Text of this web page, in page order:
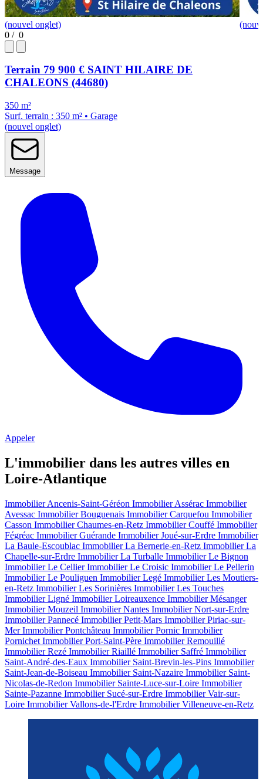
(nouvel onglet)
0 / 0
Terrain 79 900 € SAINT HILAIRE DE
CHALEONS (44680)
350 m²
Surf. terrain : 350 m² • Garage
(nouvel onglet)
Message
Appeler
L'immobilier dans les autres villes en
Loire-Atlantique
Immobilier Ancenis-Saint-Géréon Immobilier Assérac Immobilier
Avessac Immobilier Bouguenais Immobilier Carquefou Immobilier
Casson Immobilier Chaumes-en-Retz Immobilier Couffé Immobilier
Fégréac Immobilier Guérande Immobilier Joué-sur-Erdre Immobilier
La Baule-Escoublac Immobilier La Bernerie-en-Retz Immobilier La
Chapelle-sur-Erdre Immobilier La Turballe Immobilier Le Bignon
Immobilier Le CellierImmobilier Le Croisic Immobilier Le Pellerin
Immobilier Le Pouliguen Immobilier Legé Immobilier Les Moutiers-
en-Retz Immobilier Les Sorinières Immobilier Les Touches
Immobilier Ligné Immobilier Loireauxence Immobilier Mésanger
Immobilier Mouzeil Immobilier Nantes Immobilier Nort-sur-Erdre
Immobilier Pannecé Immobilier Petit-Mars Immobilier Piriac-sur-
MerImmobilier Pontchâteau Immobilier Pornic Immobilier
Pornichet Immobilier Port-Saint-Père Immobilier Remouillé
Immobilier Rezé Immobilier Riaillé Immobilier Saffré Immobilier
Saint-André-des-Eaux Immobilier Saint-Brevin-les-Pins Immobilier
Saint-Jean-de-Boiseau Immobilier Saint-Nazaire Immobilier Saint-
Nicolas-de-Redon Immobilier Sainte-Luce-sur-Loire Immobilier
Sainte-Pazanne Immobilier Sucé-sur-Erdre Immobilier Vair-sur-
Loire Immobilier Vallons-de-l'Erdre Immobilier Villeneuve-en-Retz